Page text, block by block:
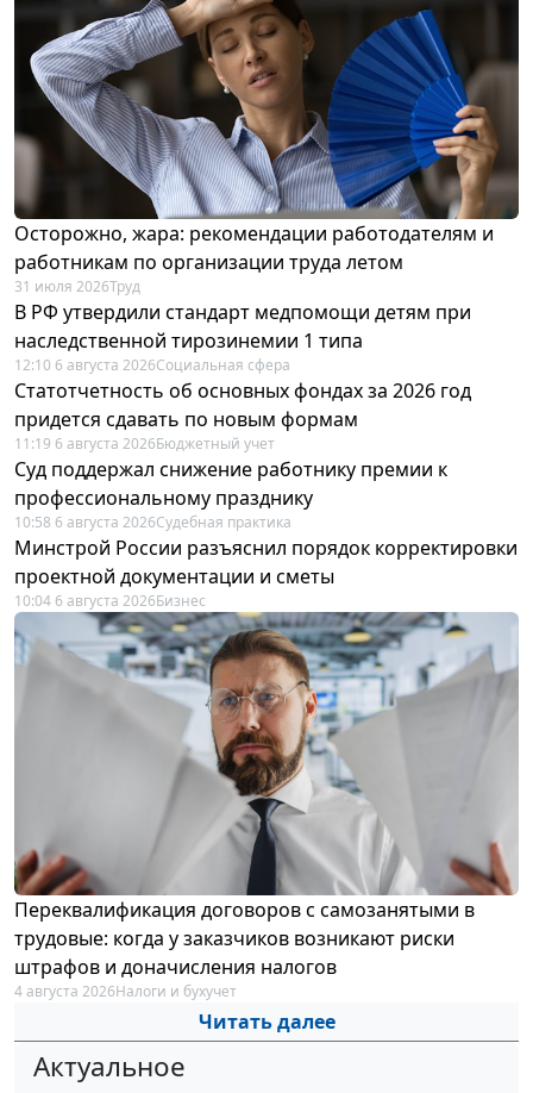
Осторожно, жара: рекомендации работодателям и
работникам по организации труда летом
31 июля 2026Труд
В РФ утвердили стандарт медпомощи детям при
наследственной тирозинемии 1 типа
12:10 6 августа 2026Социальная сфера
Статотчетность об основных фондах за 2026 год
придется сдавать по новым формам
11:19 6 августа 2026Бюджетный учет
Суд поддержал снижение работнику премии к
профессиональному празднику
10:58 6 августа 2026Судебная практика
Минстрой России разъяснил порядок корректировки
проектной документации и сметы
10:04 6 августа 2026Бизнес
Переквалификация договоров с самозанятыми в
трудовые: когда у заказчиков возникают риски
штрафов и доначисления налогов
4 августа 2026Налоги и бухучет
Читать далее
Актуальное